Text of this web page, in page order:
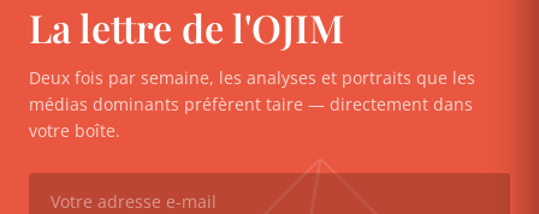
La lettre de l'OJIM
Deux fois par semaine, les analyses et portraits que les
médias dominants préfèrent taire — directement dans
votre boîte.